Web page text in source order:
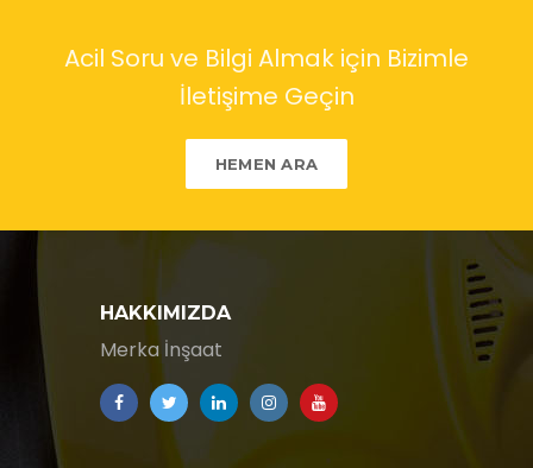
Acil Soru ve Bilgi Almak için Bizimle
İletişime Geçin
HEMEN ARA
HAKKIMIZDA
Merka İnşaat